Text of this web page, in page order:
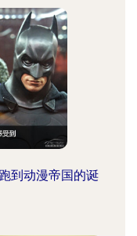
到动漫帝国的诞